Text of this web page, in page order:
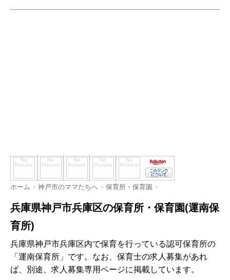
ホーム > 神戸市のママたちへ > 保育所・保育園 >
兵庫県神戸市兵庫区の保育所・保育園(運南保
育所)
兵庫県神戸市兵庫区内で保育を行っている認可保育所の
「運南保育所」です。なお、保育士の求人募集があれ
ば、別途、求人募集専用ページに掲載しています。